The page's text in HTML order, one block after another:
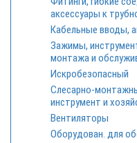
аксессуары к
Кабельные вводы,
Зажимы,
монтажа и
Искробезопасный
Cлесарно-
инструмент и
Вентиляторы
Оборудован. для